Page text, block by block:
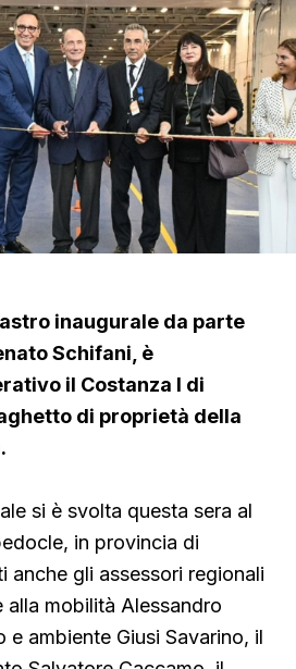
inaugurale da parte
Schifani, è
il Costanza I di
di proprietà della
si è svolta questa sera al
in provincia di
anche gli assessori regionali
alla mobilità Alessandro
e ambiente Giusi Savarino, il